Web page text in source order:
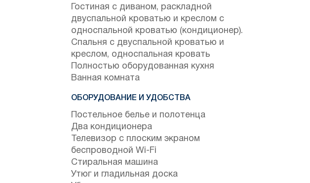
Гостиная с диваном, раскладной
двуспальной кроватью и креслом с
односпальной кроватью (кондиционер).
Спальня с двуспальной кроватью и
креслом, односпальная кровать
Полностью оборудованная кухня
Ванная комната
ОБОРУДОВАНИЕ И УДОБСТВА
Постельное белье и полотенца
Два кондиционера
Телевизор с плоским экраном
беспроводной Wi-Fi
Стиральная машина
Утюг и гладильная доска